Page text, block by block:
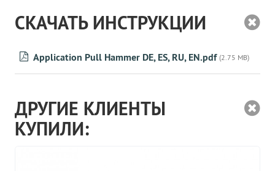
СКАЧАТЬ ИНСТРУКЦИИ
Application Pull Hammer DE, ES, RU, EN.pdf (2.75 MB)
ДРУГИЕ КЛИЕНТЫ
КУПИЛИ: